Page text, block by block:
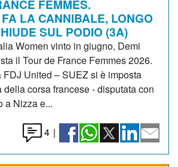
FEMMES.
LA CANNIBALE, LONGO
SUL PODIO (3A)
Women vinto in giugno, Demi
il Tour de France Femmes 2026.
FDJ United – SUEZ si è imposta
della corsa francese - disputata con
a Nizza e...
4 |